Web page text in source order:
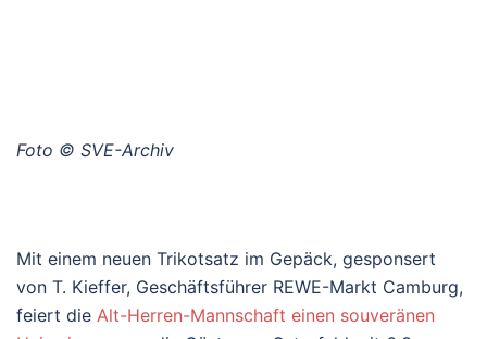
Foto © SVE-Archiv
Mit einem neuen Trikotsatz im Gepäck, gesponsert
von T. Kieffer, Geschäftsführer REWE-Markt Camburg,
feiert die Alt-Herren-Mannschaft einen souveränen